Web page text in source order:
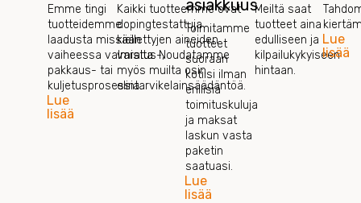
Emme tingi
tuotteidemme
laadusta missään
vaiheessa valmistus-,
pakkaus- tai
kuljetusprosessia.
Lue
lisää
Kaikki tuotteemme ovat
dopingtestattuja
kiellettyjen aineiden
varalta. Noudatamme
myös muilta osin
elintarvikelainsäädäntöä.
asiakkuus
Toimitamme
tuotteet
suoraan
kotiisi ilman
erillisiä
toimituskuluja
ja maksat
laskun vasta
paketin
saatuasi.
Lue
lisää
Meiltä saat
tuotteet aina
edulliseen ja
kilpailukykyiseen
hintaan.
Lue
lisää